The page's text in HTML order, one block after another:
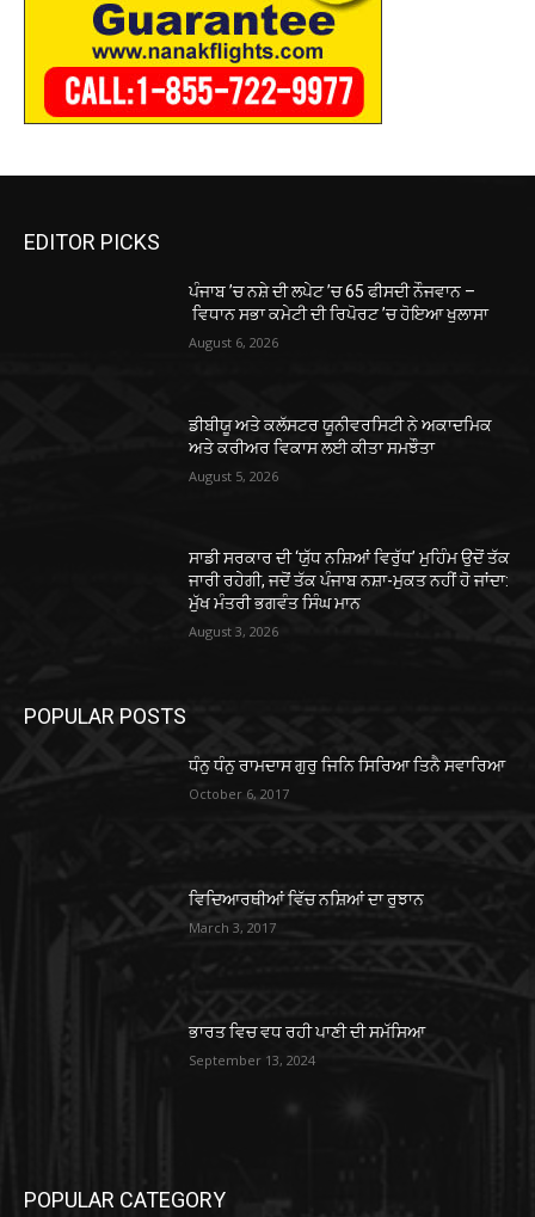
EDITOR PICKS
ਪੰਜਾਬ ’ਚ ਨਸ਼ੇ ਦੀ ਲਪੇਟ ’ਚ 65 ਫੀਸਦੀ ਨੌਜਵਾਨ –
ਵਿਧਾਨ ਸਭਾ ਕਮੇਟੀ ਦੀ ਰਿਪੋਰਟ ’ਚ ਹੋਇਆ ਖੁਲਾਸਾ
August 6, 2026
ਡੀਬੀਯੂ ਅਤੇ ਕਲੱਸਟਰ ਯੂਨੀਵਰਸਿਟੀ ਨੇ ਅਕਾਦਮਿਕ
ਅਤੇ ਕਰੀਅਰ ਵਿਕਾਸ ਲਈ ਕੀਤਾ ਸਮਝੌਤਾ
August 5, 2026
ਸਾਡੀ ਸਰਕਾਰ ਦੀ ‘ਯੁੱਧ ਨਸ਼ਿਆਂ ਵਿਰੁੱਧ’ ਮੁਹਿੰਮ ਉਦੋਂ ਤੱਕ
ਜਾਰੀ ਰਹੇਗੀ, ਜਦੋਂ ਤੱਕ ਪੰਜਾਬ ਨਸ਼ਾ-ਮੁਕਤ ਨਹੀਂ ਹੋ ਜਾਂਦਾ:
ਮੁੱਖ ਮੰਤਰੀ ਭਗਵੰਤ ਸਿੰਘ ਮਾਨ
August 3, 2026
POPULAR POSTS
ਧੰਨੁ ਧੰਨੁ ਰਾਮਦਾਸ ਗੁਰੁ ਜਿਨਿ ਸਿਰਿਆ ਤਿਨੈ ਸਵਾਰਿਆ
October 6, 2017
ਵਿਦਿਆਰਥੀਆਂ ਵਿੱਚ ਨਸ਼ਿਆਂ ਦਾ ਰੁਝਾਨ
March 3, 2017
ਭਾਰਤ ਵਿਚ ਵਧ ਰਹੀ ਪਾਣੀ ਦੀ ਸਮੱਸਿਆ
September 13, 2024
POPULAR CATEGORY